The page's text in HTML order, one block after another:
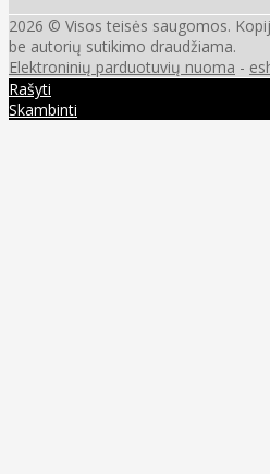
2026 © Visos teisės saugomos.
be autorių sutikimo draudžiama.
Elektroninių parduotuvių nuoma -
Rašyti
Skambinti